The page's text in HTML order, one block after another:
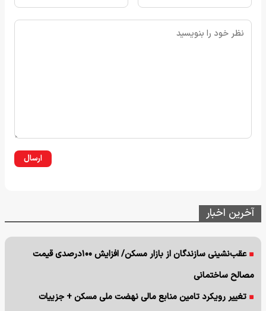
ارسال
آخرین اخبار
عقب‌نشینی سازندگان از بازار مسکن/ افزایش ۱۰۰درصدی قیمت
مصالح ساختمانی
تغییر رویکرد تامین منابع مالی نهضت ملی مسکن + جزییات